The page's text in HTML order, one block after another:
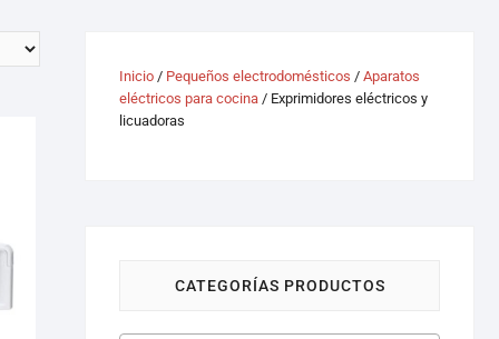
Inicio / Pequeños electrodomésticos / Aparatos
eléctricos para cocina / Exprimidores eléctricos y
licuadoras
CATEGORÍAS PRODUCTOS